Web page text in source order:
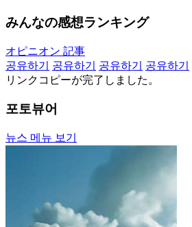
みんなの感想ランキング
オピニオン 記事
공유하기
공유하기 공유하기 공유하기
リンクコピーが完了しました。
포토뷰어
뉴스 메뉴 보기